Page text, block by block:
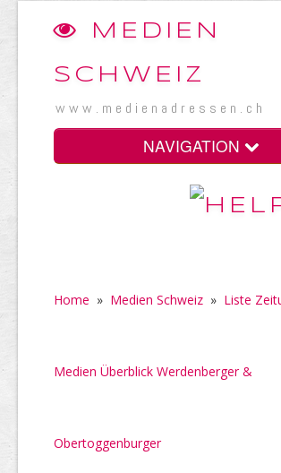
MEDIEN
SCHWEIZ
www.medienadressen.ch
NAVIGATION
Home » Medien Schweiz » Liste
Medien Überblick Werdenberger &
Obertoggenburger